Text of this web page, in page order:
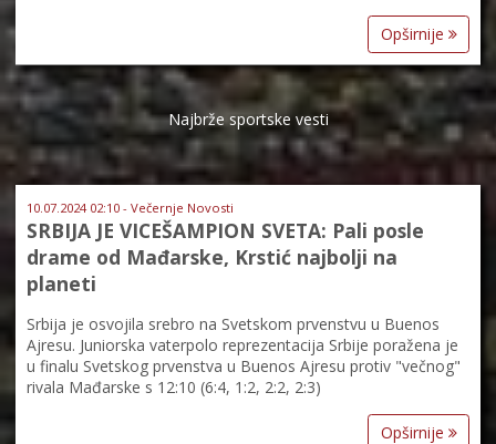
Opširnije
Najbrže sportske vesti
10.07.2024 02:10 - Večernje Novosti
SRBIJA JE VICEŠAMPION SVETA: Pali posle
drame od Mađarske, Krstić najbolji na
planeti
Srbija je osvojila srebro na Svetskom prvenstvu u Buenos
Ajresu. Juniorska vaterpolo reprezentacija Srbije poražena je
u finalu Svetskog prvenstva u Buenos Ajresu protiv "večnog"
rivala Mađarske s 12:10 (6:4, 1:2, 2:2, 2:3)
Opširnije